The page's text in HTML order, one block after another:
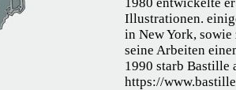
Illustrationen.
in New York,
seine Arbeiten
1990 starb Bastille
https://